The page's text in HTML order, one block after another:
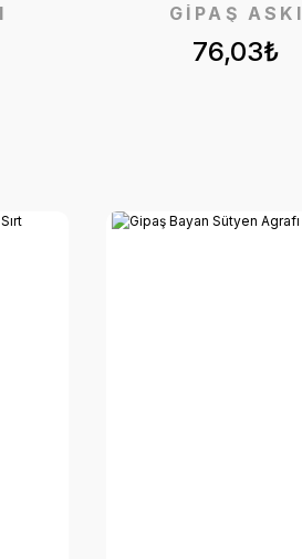
76,03₺
GİPAŞ ASKI